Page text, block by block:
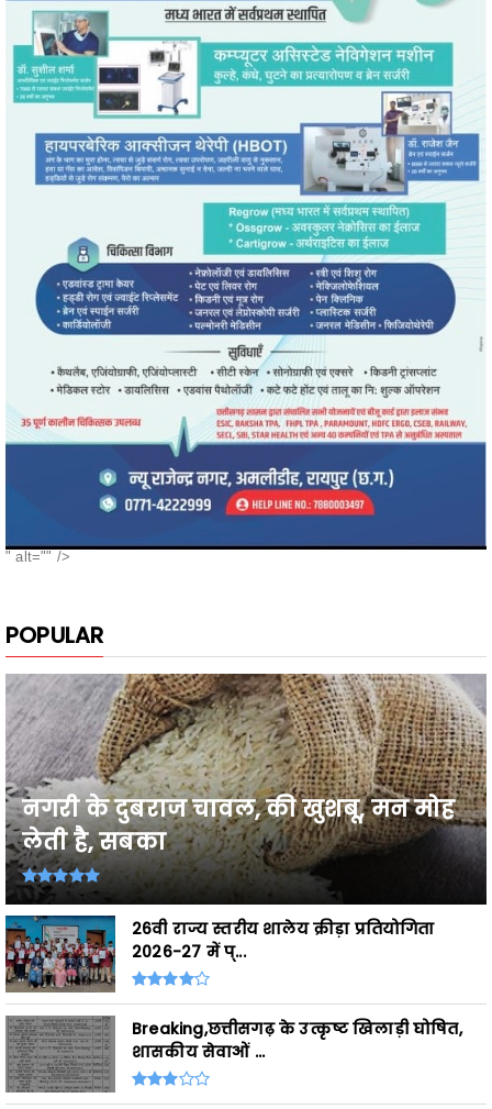
POPULAR
नगरी के दुबराज चावल, की खुशबू, मन मोह
लेती है, सबका
26वी राज्य स्तरीय शालेय क्रीड़ा प्रतियोगिता
2026-27 में प्...
Breaking,छत्तीसगढ़ के उत्कृष्ट खिलाड़ी घोषित,
शासकीय सेवाओं ...